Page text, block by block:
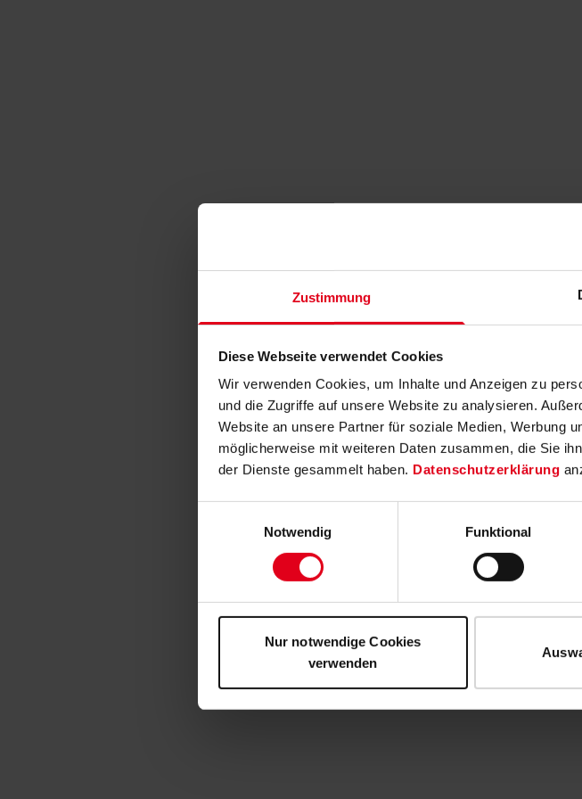
Zustimmung
Diese Webseite verwendet Cookies
Wir verwenden Cookies, um Inhalte und Anzeigen zu
und die Zugriffe auf unsere Website zu analysieren.
Website an unsere Partner für soziale Medien, Werbung
möglicherweise mit weiteren Daten zusammen, die Sie
der Dienste gesammelt haben. Datenschutzerklärung
Notwendig
Funktional
Nur notwendige Cookies
verwenden